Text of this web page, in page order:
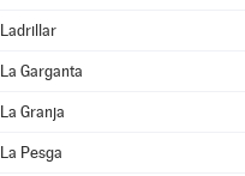
Ladrillar
La Garganta
La Granja
La Pesga